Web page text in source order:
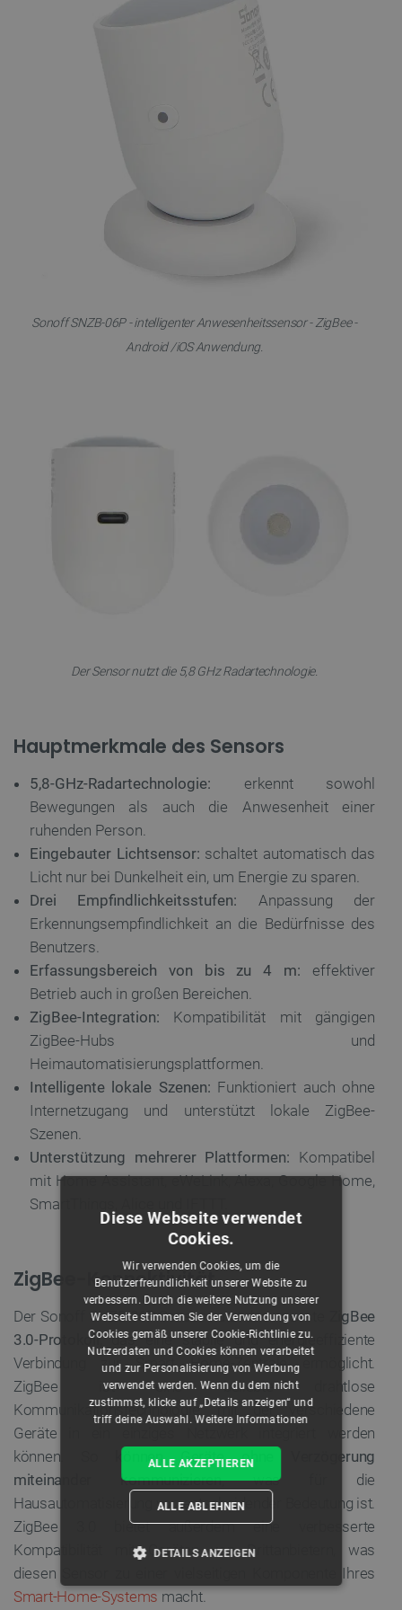
Sonoff SNZB-06P - intelligenter Anwesenheitssensor - ZigBee -
Android /iOS Anwendung.
Der Sensor nutzt die 5,8 GHz Radartechnologie.
Hauptmerkmale des Sensors
5,8-GHz-Radartechnologie: erkennt sowohl
Bewegungen als auch die Anwesenheit einer
ruhenden Person.
Eingebauter Lichtsensor: schaltet automatisch das
Licht nur bei Dunkelheit ein, um Energie zu sparen.
Drei Empfindlichkeitsstufen: Anpassung der
Erkennungsempfindlichkeit an die Bedürfnisse des
Benutzers.
Erfassungsbereich von bis zu 4 m: effektiver
Betrieb auch in großen Bereichen.
ZigBee-Integration: Kompatibilität mit gängigen
ZigBee-Hubs und
Heimautomatisierungsplattformen.
Intelligente lokale Szenen: Funktioniert auch ohne
Internetzugang und unterstützt lokale ZigBee-
Szenen.
Unterstützung mehrerer Plattformen: Kompatibel
mit Home Assistant, eWeLink, Alexa, Google Home,
SmartThings, Alice und IFTTT.
ZigBee-Konnektivität
Der Sonoff SNZB-06P-Sensor nutzt das neueste
ZigBee
3.0-Protokoll, das eine stabile und energieeffiziente
Verbindung zur Smart Home-Zentrale ermöglicht.
ZigBee ist eine beliebte drahtlose
Kommunikationstechnologie, mit der verschiedene
Geräte in ein einziges Netzwerk integriert werden
können. So
können Geräte ohne Verzögerung
miteinander kommunizieren, was für die
Hausautomatisierung von entscheidender Bedeutung ist.
ZigBee 3.0 bietet außerdem eine verbesserte
Kompatibilität mit Geräten von Drittanbietern, was
diesen Sensor zu einer vielseitigen Komponente Ihres
Smart-Home-Systems macht.
Diese Webseite verwendet
Cookies.
Wir verwenden Cookies, um die
Benutzerfreundlichkeit unserer Website zu
verbessern. Durch die weitere Nutzung unserer
Webseite stimmen Sie der Verwendung von
Cookies gemäß unserer Cookie-Richtlinie zu.
Nutzerdaten und Cookies können verarbeitet
und zur Personalisierung von Werbung
verwendet werden. Wenn du dem nicht
zustimmst, klicke auf „Details anzeigen“ und
triff deine Auswahl.Weitere Informationen
ALLE AKZEPTIEREN
ALLE ABLEHNEN
DETAILS ANZEIGEN
UNBEDINGT ERFORDERLICH